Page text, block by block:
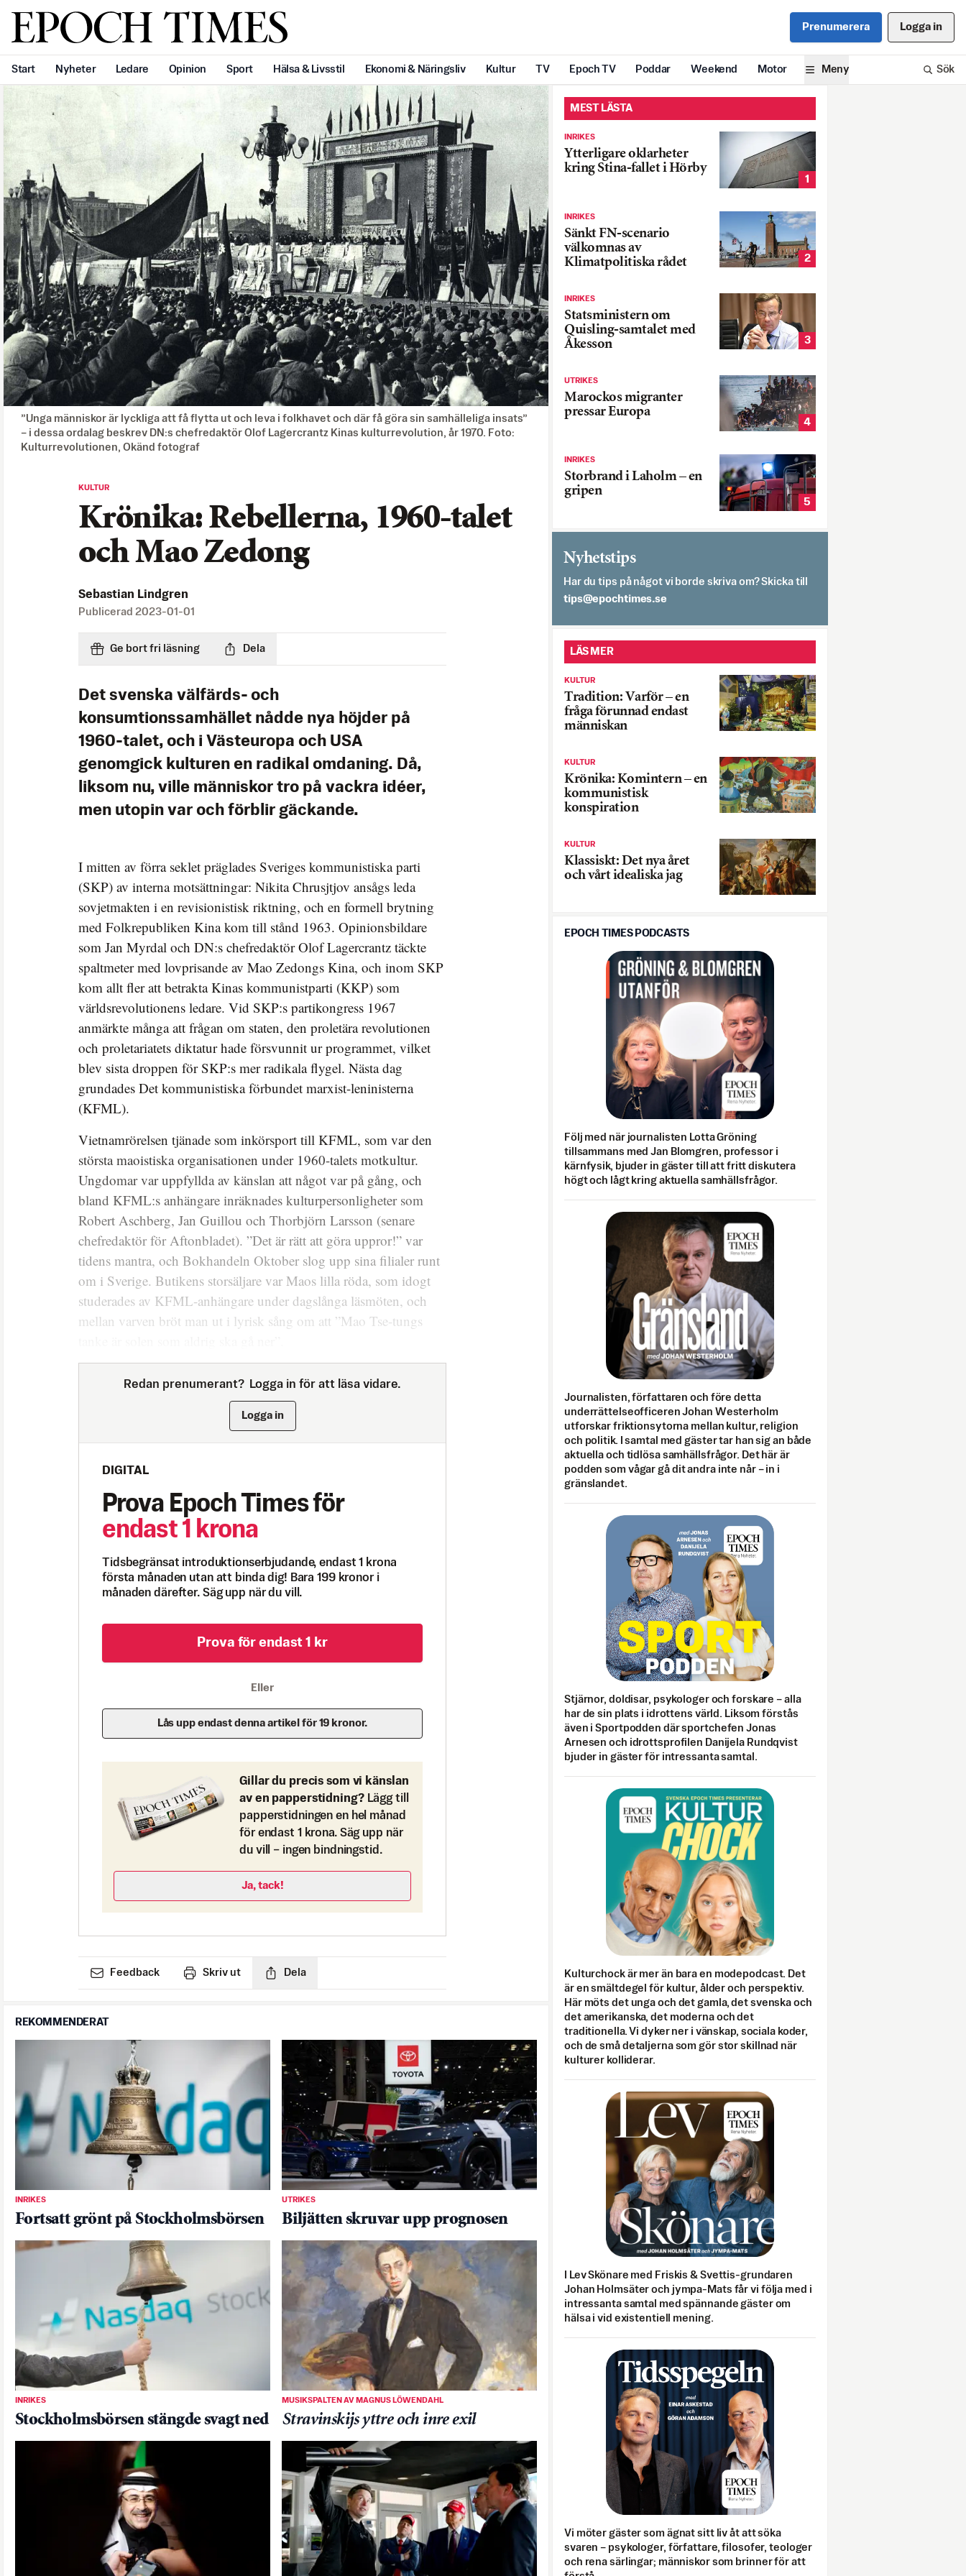
Svenska Epoch Times Prenumerera Logga in
Start Nyheter Ledare Opinion Sport Hälsa & Livsstil Ekonomi & Näringsliv Kultur TV Epoch TV Poddar Weekend Motor Meny Sök
”Unga människor är lyckliga att få flytta ut och leva i folkhavet och där få göra sin samhälleliga insats”
– i dessa ordalag beskrev DN:s chefredaktör Olof Lagercrantz Kinas kulturrevolution, år 1970. Foto:
Kulturrevolutionen, Okänd fotograf
KULTUR
Krönika: Rebellerna, 1960-talet
och Mao Zedong
Sebastian Lindgren
Publicerad 2023-01-01
Ge bort fri läsning Dela
Det svenska välfärds- och
konsumtionssamhället nådde nya höjder på
1960-talet, och i Västeuropa och USA
genomgick kulturen en radikal omdaning. Då,
liksom nu, ville människor tro på vackra idéer,
men utopin var och förblir gäckande.
I mitten av förra seklet präglades Sveriges kommunistiska parti
(SKP) av interna motsättningar: Nikita Chrusjtjov ansågs leda
sovjetmakten i en revisionistisk riktning, och en formell brytning
med Folkrepubliken Kina kom till stånd 1963. Opinionsbildare
som Jan Myrdal och DN:s chefredaktör Olof Lagercrantz täckte
spaltmeter med lovprisande av Mao Zedongs Kina, och inom SKP
kom allt fler att betrakta Kinas kommunistparti (KKP) som
världsrevolutionens ledare. Vid SKP:s partikongress 1967
anmärkte många att frågan om staten, den proletära revolutionen
och proletariatets diktatur hade försvunnit ur programmet, vilket
blev sista droppen för SKP:s mer radikala flygel. Nästa dag
grundades Det kommunistiska förbundet marxist-leninisterna
(KFML).
Vietnamrörelsen tjänade som inkörsport till KFML, som var den
största maoistiska organisationen under 1960-talets motkultur.
Ungdomar var uppfyllda av känslan att något var på gång, och
bland KFML:s anhängare inräknades kulturpersonligheter som
Robert Aschberg, Jan Guillou och Thorbjörn Larsson (senare
chefredaktör för Aftonbladet). ”Det är rätt att göra uppror!” var
tidens mantra, och Bokhandeln Oktober slog upp sina filialer runt
om i Sverige. Butikens storsäljare var Maos lilla röda, som idogt
studerades av KFML-anhängare under dagslånga läsmöten, och
mellan varven bröt man ut i lyrisk sång om att ”Mao Tse-tungs
Redan prenumerant? Logga in för att läsa vidare.
Logga in
DIGITAL
Prova Epoch Times för
endast 1 krona
Tidsbegränsat introduktionserbjudande, endast 1 krona
första månaden utan att binda dig! Bara 199 kronor i
månaden därefter. Säg upp när du vill.
Prova för endast 1 kr
Eller
Lås upp endast denna artikel för 19 kronor.
Gillar du precis som vi känslan
av en papperstidning? Lägg till
papperstidningen en hel månad
för endast 1 krona. Säg upp när
du vill – ingen bindningstid.
Ja, tack!
Feedback Skriv ut Dela
REKOMMENDERAT
INRIKES
Fortsatt grönt på Stockholmsbörsen
UTRIKES
Biljätten skruvar upp prognosen
INRIKES
Stockholmsbörsen stängde svagt ned
MUSIKSPALTEN AV MAGNUS LÖWENDAHL
Stravinskijs yttre och inre exil
MEST LÄSTA
INRIKES
Ytterligare oklarheter
kring Stina-fallet i Hörby
1
INRIKES
Sänkt FN-scenario
välkomnas av
Klimatpolitiska rådet
2
INRIKES
Statsministern om
Quisling-samtalet med
Åkesson
3
UTRIKES
Marockos migranter
pressar Europa
4
INRIKES
Storbrand i Laholm – en
gripen
5
Nyhetstips
Har du tips på något vi borde skriva om? Skicka till
es.semithcope@spit
LÄS MER
KULTUR
Tradition: Varför – en
fråga förunnad endast
människan
KULTUR
Krönika: Komintern – en
kommunistisk
konspiration
KULTUR
Klassiskt: Det nya året
och vårt idealiska jag
EPOCH TIMES PODCASTS
Följ med när journalisten Lotta Gröning
tillsammans med Jan Blomgren, professor i
kärnfysik, bjuder in gäster till att fritt diskutera
högt och lågt kring aktuella samhällsfrågor.
Journalisten, författaren och före detta
underrättelseofficeren Johan Westerholm
utforskar friktionsytorna mellan kultur, religion
och politik. I samtal med gäster tar han sig an både
aktuella och tidlösa samhällsfrågor. Det här är
podden som vågar gå dit andra inte når – in i
gränslandet.
Stjärnor, doldisar, psykologer och forskare – alla
har de sin plats i idrottens värld. Liksom förstås
även i Sportpodden där sportchefen Jonas
Arnesen och idrottsprofilen Danijela Rundqvist
bjuder in gäster för intressanta samtal.
Kulturchock är mer än bara en modepodcast. Det
är en smältdegel för kultur, ålder och perspektiv.
Här möts det unga och det gamla, det svenska och
det amerikanska, det moderna och det
traditionella. Vi dyker ner i vänskap, sociala koder,
och de små detaljerna som gör stor skillnad när
kulturer kolliderar.
I Lev Skönare med Friskis & Svettis-grundaren
Johan Holmsäter och jympa-Mats får vi följa med i
intressanta samtal med spännande gäster om
hälsa i vid existentiell mening.
Vi möter gäster som ägnat sitt liv åt att söka
svaren – psykologer, författare, filosofer, teologer
och rena särlingar; människor som brinner för att